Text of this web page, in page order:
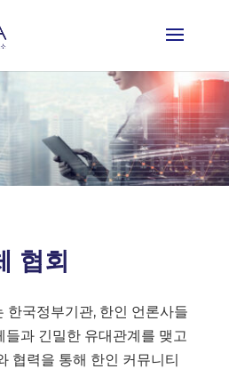
협회
한국정부기관, 한인 언론사들
들과 긴밀한 유대관계를 맺고
협력을 통해 한인 커뮤니티